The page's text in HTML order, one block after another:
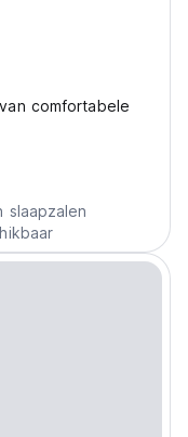
comfortabele
slaapzalen